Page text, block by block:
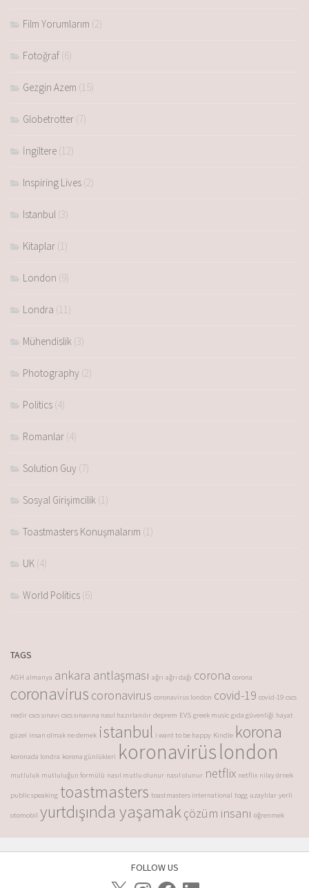
Film Yorumlarım (2)
Fotoğraf (6)
Gezgin Azem (15)
Globetrotter (7)
İngiltere (12)
Inspiring Lives (2)
Istanbul (3)
Kitaplar (1)
London (9)
Londra (11)
Mühendislik (3)
Photography (2)
Politics (4)
Romanlar (4)
Solution Guy (7)
Sosyal Girişimcilik (1)
Toastmasters Konuşmalarım (1)
UK (4)
World Politics (6)
TAGS
AGH almanya ankara antlaşması ağrı ağrı dağı corona corona
coronavirus coronavirus coronavirus london covid-19 covid-19 cscs
nedir cscs sınavı cscs sınavına nasıl hazırlanılır deprem EVS greek music gıda güvenliği hayat
güzel insan olmak ne demek istanbul i want to be happy Kindle korona
koronada londra korona günlükleri koronavirüslondon
mutluluk mutluluğun formülü nasıl mutlu olunur nasıl olunur netflix netflix nilay örnek
public speaking toastmasters toastmasters international togg uzaylılar yerli
otomobil yurtdışında yaşamakçözüm insanı öğrenmek
FOLLOW US